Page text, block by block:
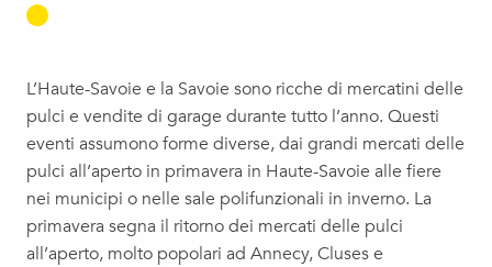
L’Haute-Savoie e la Savoie sono ricche di mercatini delle
pulci e vendite di garage durante tutto l’anno. Questi
eventi assumono forme diverse, dai grandi mercati delle
pulci all’aperto in primavera in Haute-Savoie alle fiere
nei municipi o nelle sale polifunzionali in inverno. La
primavera segna il ritorno dei mercati delle pulci
all’aperto, molto popolari ad Annecy, Cluses e